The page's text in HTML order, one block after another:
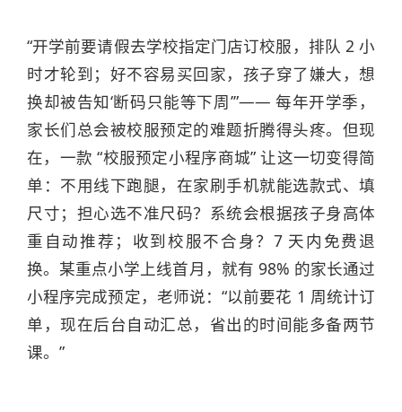
“开学前要请假去学校指定门店订校服，排队 2 小
时才轮到；好不容易买回家，孩子穿了嫌大，想
换却被告知‘断码只能等下周’”—— 每年开学季，
家长们总会被校服预定的难题折腾得头疼。但现
在，一款 “校服预定小程序商城” 让这一切变得简
单：不用线下跑腿，在家刷手机就能选款式、填
尺寸；担心选不准尺码？系统会根据孩子身高体
重自动推荐；收到校服不合身？7 天内免费退
换。某重点小学上线首月，就有 98% 的家长通过
小程序完成预定，老师说：“以前要花 1 周统计订
单，现在后台自动汇总，省出的时间能多备两节
课。”